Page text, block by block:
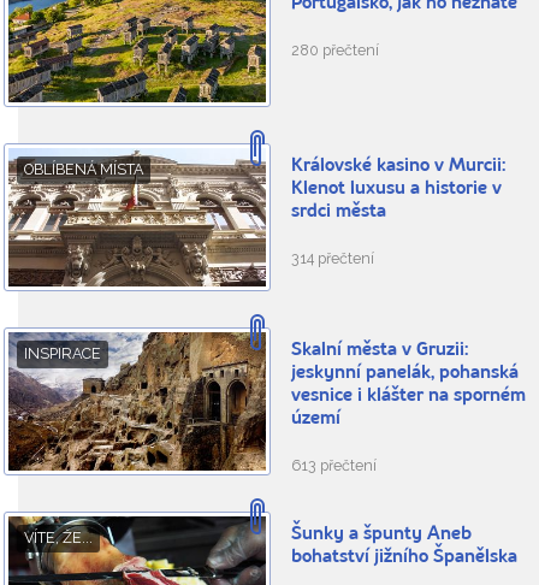
Portugalsko, jak ho neznáte
280 přečtení
OBLÍBENÁ MÍSTA
Královské kasino v Murcii:
Klenot luxusu a historie v
srdci města
314 přečtení
INSPIRACE
Skalní města v Gruzii:
jeskynní panelák, pohanská
vesnice i klášter na sporném
území
613 přečtení
VÍTE, ŽE...
Šunky a špunty Aneb
bohatství jižního Španělska